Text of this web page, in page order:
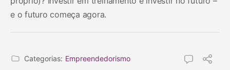
e o futuro começa agora.
Categorias: Empreendedorismo